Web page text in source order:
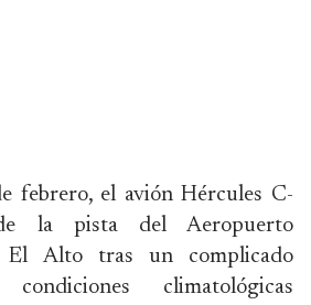
febrero, el avión Hércules C-
la pista del Aeropuerto
El Alto tras un complicado
climatológicas